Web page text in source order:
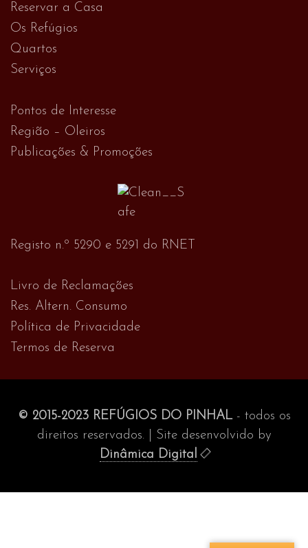
Reservar a Casa
Os Refúgios
Quartos
Serviços
Pontos de Interesse
Região – Oleiros
Publicações & Promoções
Registo n.º 5290 e 5291 do RNET
Livro de Reclamações
Res. Altern. Consumo
Política de Privacidade
Termos de Reserva
© 2015-2023 REFÚGIOS DO PINHAL- todos os
direitos reservados. | Site desenvolvido by
Dinâmica Digital